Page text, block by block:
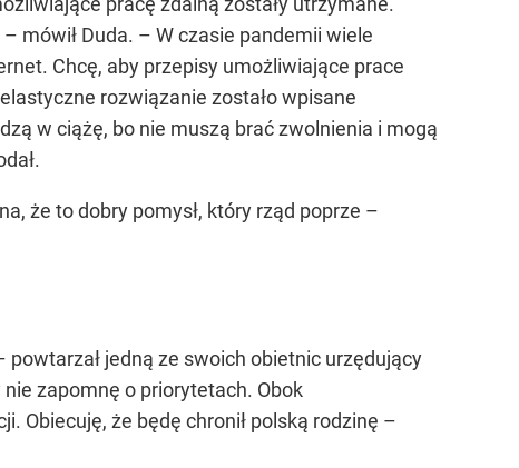
mówił Duda. – W czasie pandemii wiele
Chcę, aby przepisy umożliwiające prace
rozwiązanie zostało wpisane
w ciążę, bo nie muszą brać zwolnienia i mogą
że to dobry pomysł, który rząd poprze –
jedną ze swoich obietnic urzędujący
zapomnę o priorytetach. Obok
Obiecuję, że będę chronił polską rodzinę –